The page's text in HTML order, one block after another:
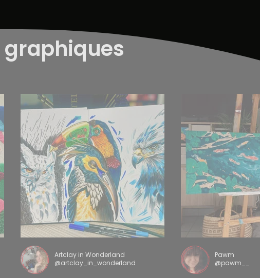
Artclay in Wonderland
@artclay_in_wonderland
Pawm
@pawm__